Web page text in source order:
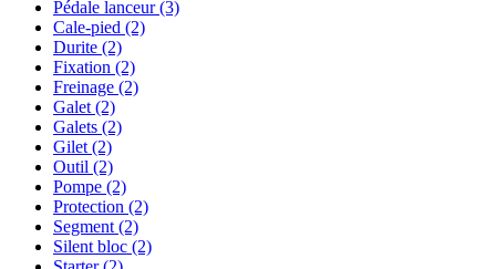
Pédale lanceur(3)
Cale-pied (2)
Durite (2)
Fixation (2)
Freinage (2)
Galet (2)
Galets (2)
Gilet (2)
Outil (2)
Pompe (2)
Protection (2)
Segment (2)
Silent bloc (2)